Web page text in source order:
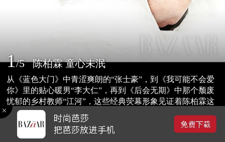
1/5 陈柏霖 童心未泯
从《蓝色大门》中青涩爽朗的“张士豪”，到《我可能不会爱
你》里的贴心暖男“李大仁”，再到《后会无期》中那个颓废
忧郁的乡村教师“江河”，这些经典荧幕形象见证着陈柏霖这
一路走来的成长与蜕变。时过境迁， 他或许已不是那个少女
们心中的完美初恋男孩，可当你靠近他，你会发现，最初打
动过你的那份温暖与真实却从未改变。
2015-05-04 20:12
0